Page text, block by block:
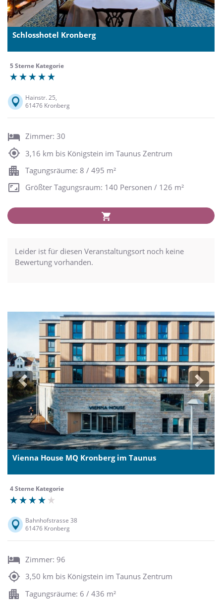
Schlosshotel Kronberg
5 Sterne Kategorie
Hainstr. 25,
61476 Kronberg
Zimmer: 30
3,16 km bis Königstein im Taunus Zentrum
Tagungsräume: 8 / 495 m²
Größter Tagungsraum: 140 Personen / 126 m²
Leider ist für diesen Veranstaltungsort noch keine
Bewertung vorhanden.
Previous Next
Vienna House MQ Kronberg im Taunus
4 Sterne Kategorie
Bahnhofstrasse 38
61476 Kronberg
Zimmer: 96
3,50 km bis Königstein im Taunus Zentrum
Tagungsräume: 6 / 436 m²